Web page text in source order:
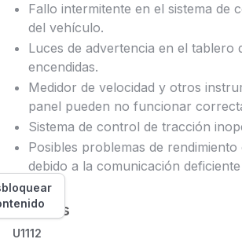
Fallo intermitente en el sistema de
del vehículo.
Luces de advertencia en el tablero
encendidas.
Medidor de velocidad y otros
panel pueden no funcionar
Sistema de control de tracción
Posibles problemas de
debido a la comunicación
Causas
U1112